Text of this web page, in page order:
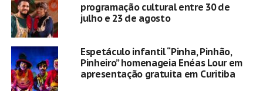
programação cultural entre 30 de
julho e 23 de agosto
Espetáculo infantil “Pinha, Pinhão,
Pinheiro” homenageia Enéas Lour em
apresentação gratuita em Curitiba